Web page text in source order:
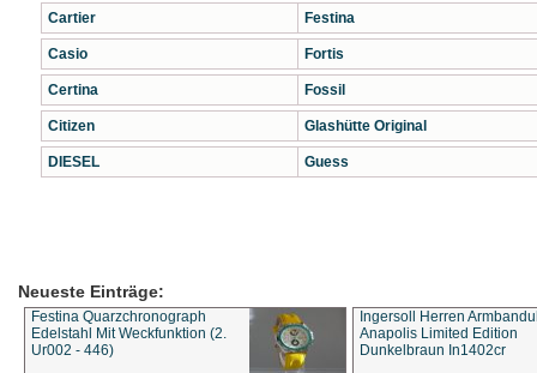
Cartier
Casio
Certina
Citizen
DIESEL
Festina
Fortis
Fossil
Glashütte Original
Guess
Neueste Einträge:
Festina Quarzchronograph
Edelstahl Mit Weckfunktion (2.
Ur002 - 446)
Ingersoll Herren
Anapolis Limited Edition
Dunkelbraun In1402cr